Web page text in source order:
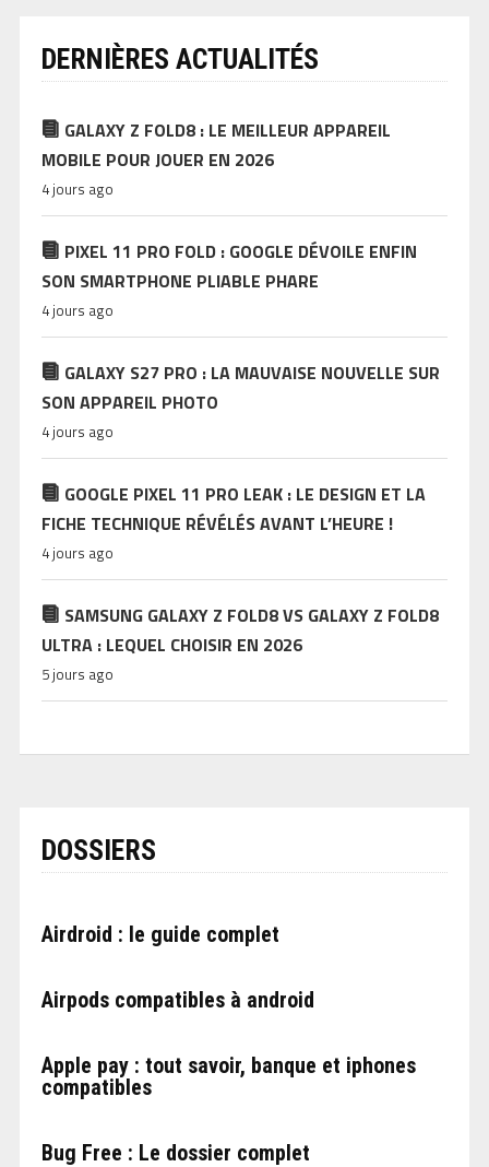
DERNIÈRES ACTUALITÉS
GALAXY Z FOLD8 : LE MEILLEUR APPAREIL
MOBILE POUR JOUER EN 2026
4 jours ago
PIXEL 11 PRO FOLD : GOOGLE DÉVOILE ENFIN
SON SMARTPHONE PLIABLE PHARE
4 jours ago
GALAXY S27 PRO : LA MAUVAISE NOUVELLE SUR
SON APPAREIL PHOTO
4 jours ago
GOOGLE PIXEL 11 PRO LEAK : LE DESIGN ET LA
FICHE TECHNIQUE RÉVÉLÉS AVANT L’HEURE !
4 jours ago
SAMSUNG GALAXY Z FOLD8 VS GALAXY Z FOLD8
ULTRA : LEQUEL CHOISIR EN 2026
5 jours ago
DOSSIERS
Airdroid : le guide complet
Airpods compatibles à android
Apple pay : tout savoir, banque et iphones
compatibles
Bug Free : Le dossier complet